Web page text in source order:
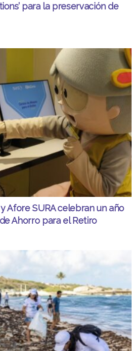
para la preservación de
Afore SURA celebran un año
Ahorro para el Retiro